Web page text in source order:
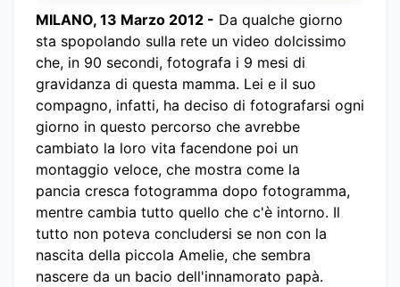
MILANO, 13 Marzo 2012 - Da qualche giorno
sta spopolando sulla rete un video dolcissimo
che, in 90 secondi, fotografa i 9 mesi di
gravidanza di questa mamma. Lei e il suo
compagno, infatti, ha deciso di fotografarsi ogni
giorno in questo percorso che avrebbe
cambiato la loro vita facendone poi un
montaggio veloce, che mostra come la
pancia cresca fotogramma dopo fotogramma,
mentre cambia tutto quello che c'è intorno. Il
tutto non poteva concludersi se non con la
nascita della piccola Amelie, che sembra
nascere da un bacio dell'innamorato papà.